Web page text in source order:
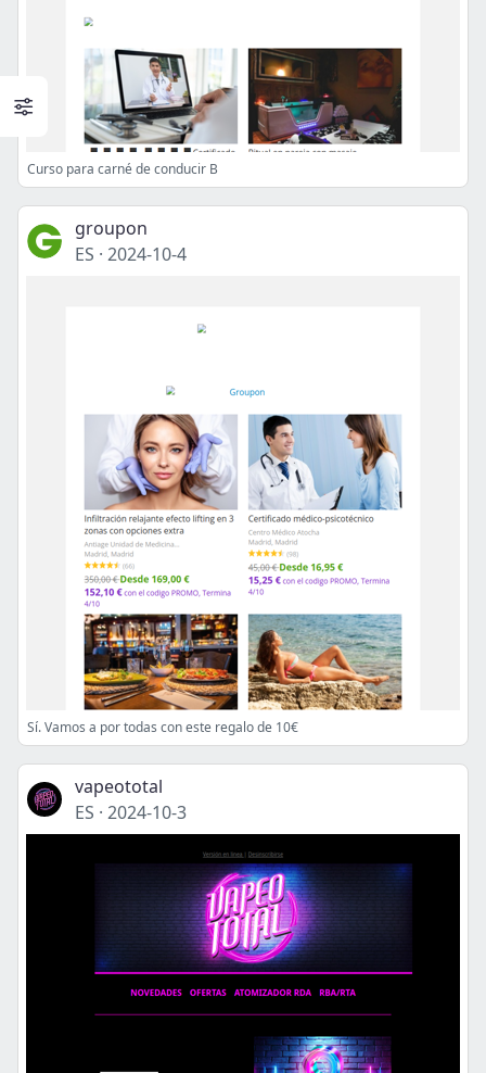
Curso para carné de conducir B
groupon
ES · 2024-10-4
Sí. Vamos a por todas con este regalo de 10€
vapeototal
ES · 2024-10-3